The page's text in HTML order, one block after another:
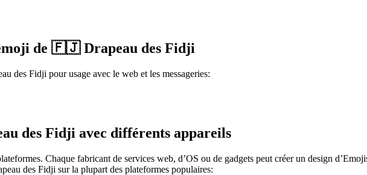
de 🇫🇯 Drapeau des Fidji
des Fidji pour usage avec le web et les messageries:
des Fidji avec différents appareils
Chaque fabricant de services web, d’OS ou de gadgets peut créer un design
des Fidji sur la plupart des plateformes populaires: